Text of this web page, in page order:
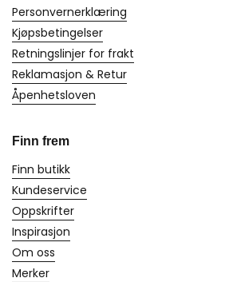
Personvernerklæring
Kjøpsbetingelser
Retningslinjer for frakt
Reklamasjon & Retur
Åpenhetsloven
Finn frem
Finn butikk
Kundeservice
Oppskrifter
Inspirasjon
Om oss
Merker